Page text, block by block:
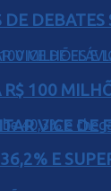
VICE
DE
100
E